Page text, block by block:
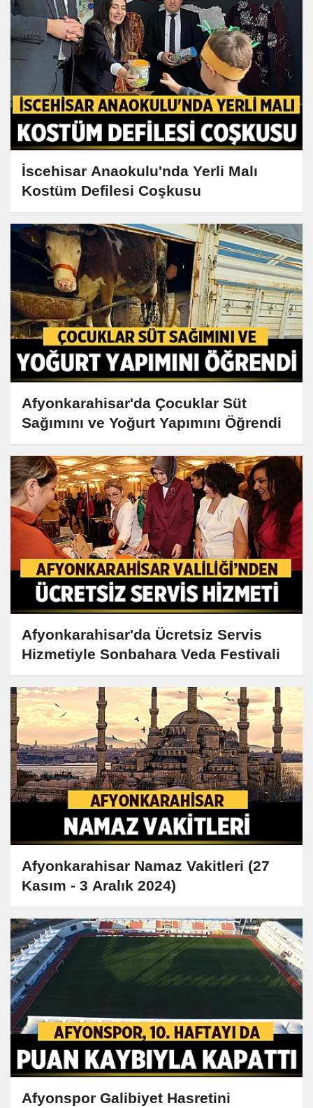
İscehisar Anaokulu'nda Yerli Malı
Kostüm Defilesi Coşkusu
Afyonkarahisar'da Çocuklar Süt
Sağımını ve Yoğurt Yapımını Öğrendi
Afyonkarahisar'da Ücretsiz Servis
Hizmetiyle Sonbahara Veda Festivali
Afyonkarahisar Namaz Vakitleri (27
Kasım - 3 Aralık 2024)
Afyonspor Galibiyet Hasretini